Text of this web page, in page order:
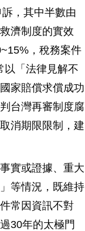
，其中半數由
濟制度的實效
，稅務案件
以「法律見解不
家賠償求償成功
台灣再審制度腐
消期限限制，建
實或證據、重大
等情況，既維持
常因資訊不對
30年的太極門